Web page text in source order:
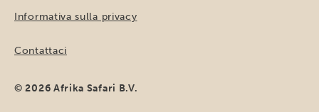
Informativa sulla privacy
Contattaci
© 2026 Afrika Safari B.V.